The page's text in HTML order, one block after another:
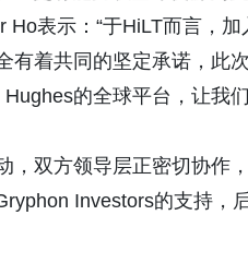
Ho表示：“于HiLT而言，
有着共同的坚定承诺，此
的全球平台，让我
，双方领导层正密切协作
Investors的支持，